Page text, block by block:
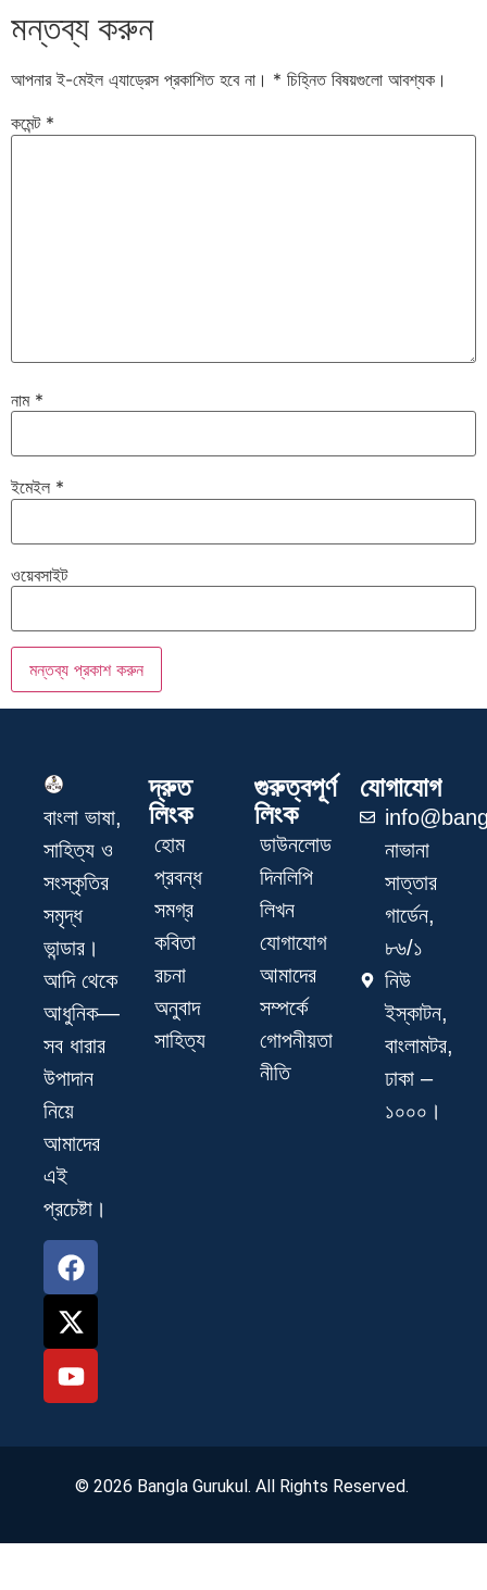
মন্তব্য করুন
আপনার ই-মেইল এ্যাড্রেস প্রকাশিত হবে না। * চিহ্নিত বিষয়গুলো আবশ্যক।
কমেন্ট *
নাম *
ইমেইল *
ওয়েবসাইট
বাংলা ভাষা,
সাহিত্য ও
সংস্কৃতির
সমৃদ্ধ
ভান্ডার।
আদি থেকে
আধুনিক—
সব ধারার
উপাদান
নিয়ে
আমাদের
এই
প্রচেষ্টা।
দ্রুত
লিংক
হোম
প্রবন্ধ
সমগ্র
কবিতা
রচনা
অনুবাদ
সাহিত্য
গুরুত্বপূর্ণ
লিংক
ডাউনলোড
দিনলিপি
লিখন
যোগাযোগ
আমাদের
সম্পর্কে
গোপনীয়তা
নীতি
যোগাযোগ
নাভানা
সাত্তার
গার্ডেন,
৮৬/১
নিউ
ইস্কাটন,
বাংলামটর,
ঢাকা –
১০০০।
© 2026 Bangla Gurukul. All Rights Reserved.